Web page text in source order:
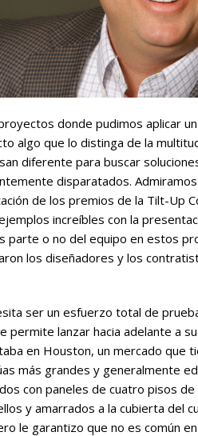
donde pudimos aplicar
algo que lo distinga de la
diferente para buscar
disparatados.
de los premios de la Tilt-Up
increíbles con la
parte o no del equipo en estos
los diseñadores y los
ser un esfuerzo total de
permite lanzar hacia adelante a
en Houston, un mercado que
más grandes y generalmente
con paneles de cuatro pisos
y amarrados a la cubierta del
le garantizo que no es común